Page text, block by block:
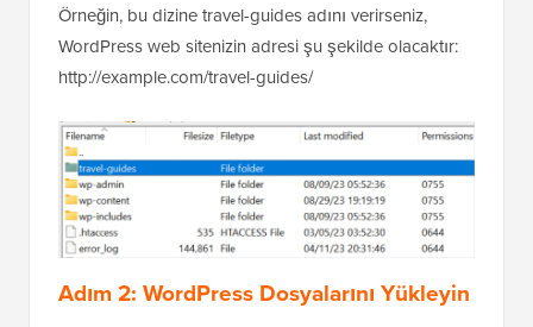
Örneğin, bu dizine travel-guides adını verirseniz,
WordPress web sitenizin adresi şu şekilde olacaktır:
http://example.com/travel-guides/
Adım 2: WordPress Dosyalarını Yükleyin